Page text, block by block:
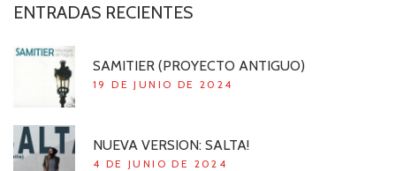
ENTRADAS RECIENTES
SAMITIER (PROYECTO ANTIGUO)
19 DE JUNIO DE 2024
NUEVA VERSION: SALTA!
4 DE JUNIO DE 2024